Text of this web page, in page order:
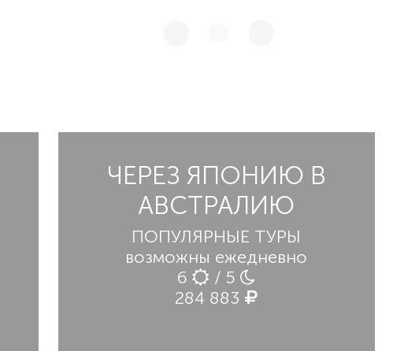
ЧЕРЕЗ ЯПОНИЮ В
АВСТРАЛИЮ
ПОПУЛЯРНЫЕ ТУРЫ
возможны ежедневно
6
/ 5
284 883